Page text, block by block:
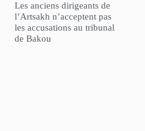
Les anciens dirigeants de
l’Artsakh n’acceptent pas
les accusations au tribunal
de Bakou